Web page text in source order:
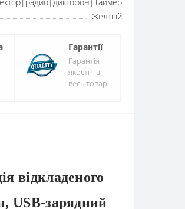
Желтый
Гарантії
Гарантія
якості на
весь товар!
відкладеного
USB-зарядний